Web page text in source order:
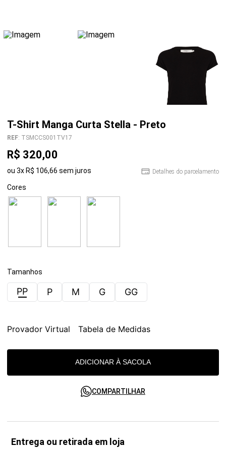
T-Shirt Manga Curta Stella - Preto
REF: TSMCCS001TV17
R$ 320,00
ou 3x R$ 106,66 sem juros Detalhes do parcelamento
Cores
Tamanhos
PP P M G GG
Provador Virtual Tabela de Medidas
ADICIONAR À SACOLA
COMPARTILHAR
Entrega ou retirada em loja